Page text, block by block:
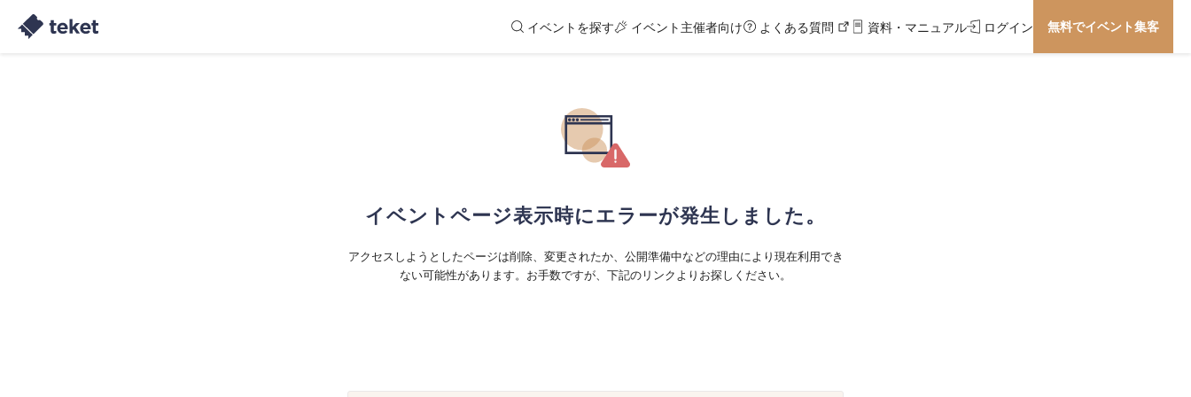
イベントを探す イベント主催者向け よくある質問 資料・マニュアル ログイン 無料でイベント集客
イベントページ表示時にエラーが発生しました。
アクセスしようとしたページは削除、変更されたか、公開準備中などの理由により現在利用でき
ない可能性があります。お手数ですが、下記のリンクよりお探しください。